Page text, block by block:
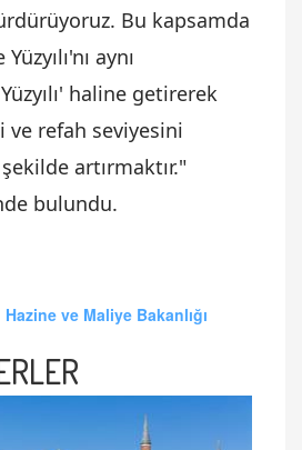
Bu kapsamda
aynı
haline getirerek
ve refah seviyesini
artırmaktır."
bulundu.
Hazine ve Maliye Bakanlığı